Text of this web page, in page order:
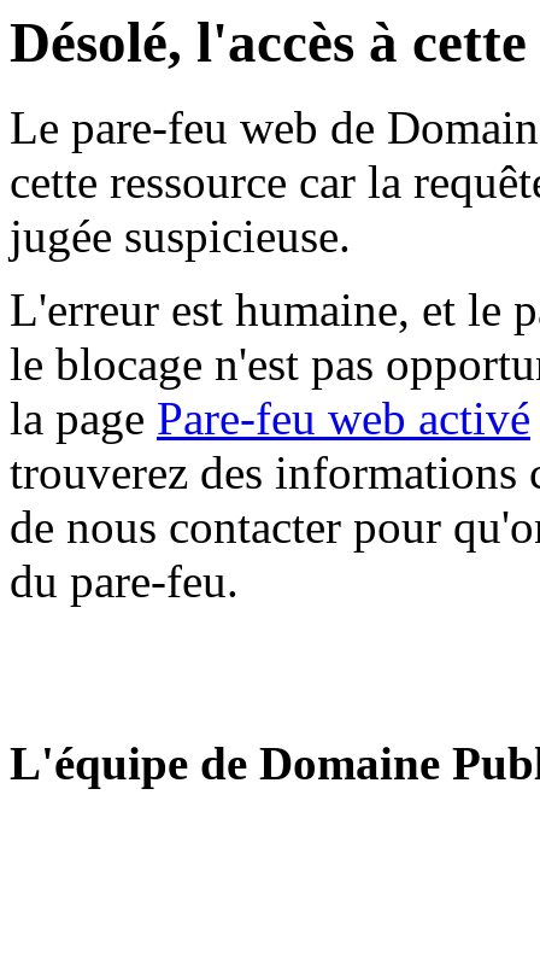
Désolé, l'accès à
Le pare-feu web de
cette ressource car la
jugée suspicieuse.
L'erreur est humaine, et le
le blocage n'est pas
la page Pare-feu web activé
trouverez des informations
de nous contacter pour
du pare-feu.
L'équipe de Domaine